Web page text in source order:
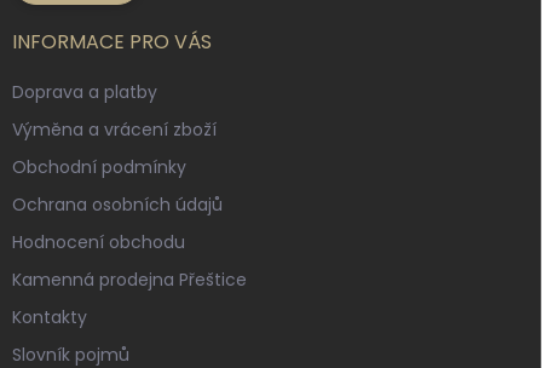
INFORMACE PRO VÁS
Doprava a platby
Výměna a vrácení zboží
Obchodní podmínky
Ochrana osobních údajů
Hodnocení obchodu
Kamenná prodejna Přeštice
Kontakty
Slovník pojmů